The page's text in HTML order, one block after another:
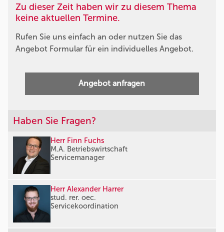
Zu dieser Zeit haben wir zu diesem Thema
keine aktuellen Termine.
Rufen Sie uns einfach an oder nutzen Sie das
Angebot Formular für ein individuelles Angebot.
Angebot anfragen
Haben Sie Fragen?
Herr Finn Fuchs
M.A. Betriebswirtschaft
Servicemanager
Herr Alexander Harrer
stud. rer. oec.
Servicekoordination